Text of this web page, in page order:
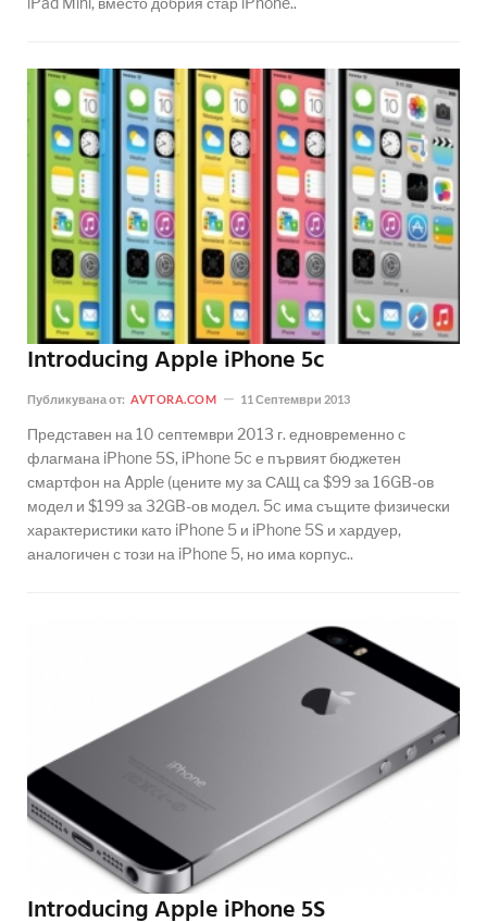
Introducing Apple iPhone 5c
Публикувана от: AVTORA.COM 11 Септември 2013
Представен на 10 септември 2013 г. едновременно с
флагмана iPhone 5S, iPhone 5c е първият бюджетен
смартфон на Apple (цените му за САЩ са $99 за 16GB-ов
модел и $199 за 32GB-ов модел. 5c има същите физически
характеристики като iPhone 5 и iPhone 5S и хардуер,
аналогичен с този на iPhone 5, но има корпус..
Introducing Apple iPhone 5S